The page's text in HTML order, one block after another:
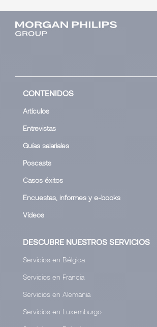
CONTENIDOS
Artículos
Entrevistas
Guías salariales
Poscasts
Casos éxitos
Encuestas, informes y e-books
Vídeos
DESCUBRE NUESTROS SERVICIOS
Servicios en Bélgica
Servicios en Francia
Servicios en Alemania
Servicios en Luxemburgo